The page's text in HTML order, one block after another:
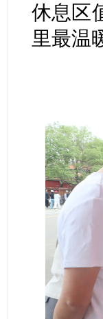
休息区
里最温